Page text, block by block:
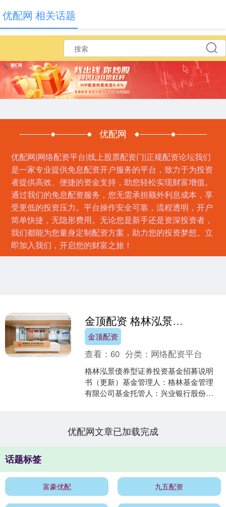
优配网
优配网|网络配资平台|线上股票配资门|正规配资论坛我们
是一家专业提供免息配资开户服务的平台，致力于为投资
者提供高效、便捷的资金支持，助您轻松实现财富增值。
通过我们的免息配资服务，您无需承担额外利息成本，享
受更低的投资压力。平台操作安全可靠，流程透明，开户
简单快捷，无隐形费用。无论您是新手还是资深投资者，
我们都能为您量身定制配资方案，助力您的投资梦想。立
即加入我们，开启您的财富之旅！
优配网 相关话题
金顶配资 格林泓景债券A,格林泓景债券C 格林泓景债券型证券投资基金招募说明书(更新)2025年第1号
金顶配资
查看：60 分类： 网络配资平台
格林泓景债券型证券投资基金招募说明
书（更新）基金管理人：格林基金管理
有限公司基金托管人：兴业银行股份有
优配网文章已加载完成
话题标签
富豪优配 九五配资